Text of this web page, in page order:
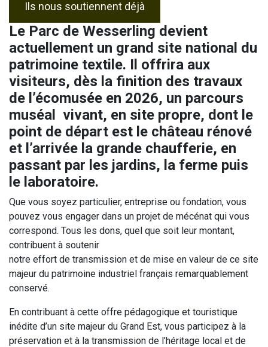
ADULTES
PRIVÉS
PHOTO
PÉRIODES
Ils nous soutiennent déjà
Le Parc de Wesserling devient
actuellement un grand site national du
patrimoine textile. Il offrira aux
visiteurs, dès la finition des travaux
de l’écomusée en 2026, un parcours
muséal vivant, en site propre, dont le
point de départ est le château rénové
et l’arrivée la grande chaufferie, en
passant par les jardins, la ferme puis
le laboratoire.
Que vous soyez particulier, entreprise ou fondation, vous
pouvez vous engager dans un projet de mécénat qui vous
correspond. Tous les dons, quel que soit leur montant,
contribuent à soutenir
notre effort de transmission et de mise en valeur de ce site
majeur du patrimoine industriel français remarquablement
conservé.
En contribuant à cette offre pédagogique et touristique
inédite d’un site majeur du Grand Est, vous participez à la
préservation et à la transmission de l’héritage local et de